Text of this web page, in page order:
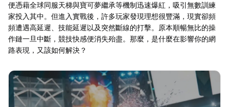
便憑藉全球同服天梯與寶可夢繼承等機制迅速爆紅，吸引無數訓練
家投入其中。但進入實戰後，許多玩家發現理想很豐滿，現實卻頻
頻遭遇高延遲、技能延遲以及突然斷線的打擊。原本順暢無比的操
作鏈一旦中斷，競技快感便消失殆盡。那麼，是什麼在影響你的網
路表現，又該如何解決？